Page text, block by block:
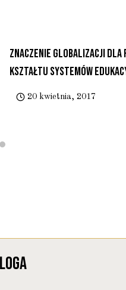
Znaczenie Globalizacji Dla
Kształtu Systemów
20 kwietnia, 2017